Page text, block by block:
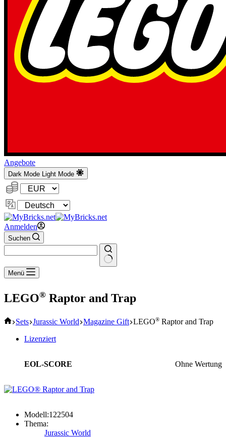
Angebote
Dark Mode Light Mode
Währung:
Sprache
ändern
Anmelden
Suchen
Keine
Ergebnisse
Menü
LEGO® Raptor and Trap
Start
Sets Jurassic World Magazine Gift LEGO® Raptor and Trap
Lizenziert
EOL-SCORE Ohne Wertung
Modell:122504
Thema:
Jurassic World